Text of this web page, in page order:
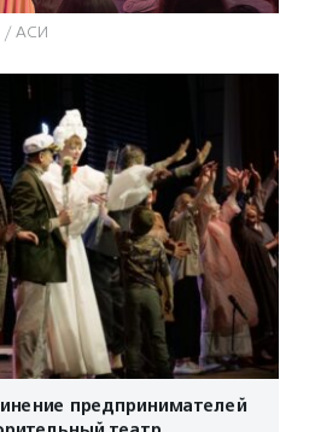
/ АСИ
предпринимателей